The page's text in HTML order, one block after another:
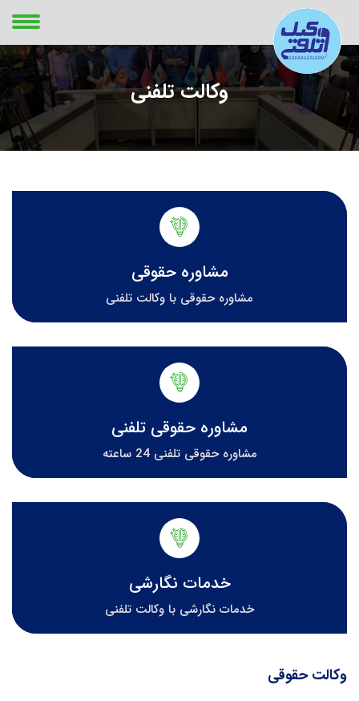
وکالت تلفنی
مشاوره حقوقی
مشاوره حقوقی با وکالت تلفنی
مشاوره حقوقی تلفنی
مشاوره حقوقی تلفنی 24 ساعته
خدمات نگارشی
خدمات نگارشی با وکالت تلفنی
وکالت حقوقی